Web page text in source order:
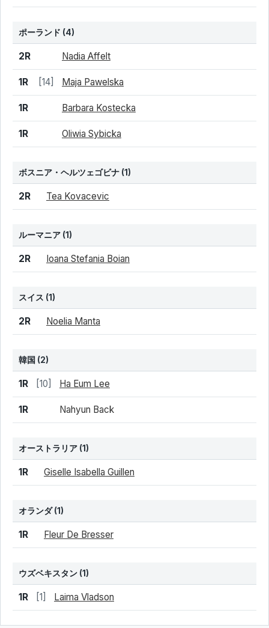
ポーランド (4)
結果 シード 選手名
2R Nadia Affelt
1R [14] Maja Pawelska
1R Barbara Kostecka
1R Oliwia Sybicka
ボスニア・ヘルツェゴビナ (1)
結果 シード 選手名
2R Tea Kovacevic
ルーマニア (1)
結果 シード 選手名
2R Ioana Stefania Boian
スイス (1)
結果 シード 選手名
2R Noelia Manta
韓国 (2)
結果 シード 選手名
1R [10] Ha Eum Lee
1R Nahyun Back
オーストラリア (1)
結果 シード 選手名
1R Giselle Isabella Guillen
オランダ(1)
結果 シード 選手名
1R Fleur De Bresser
ウズベキスタン (1)
結果 シード 選手名
1R [1] Laima Vladson